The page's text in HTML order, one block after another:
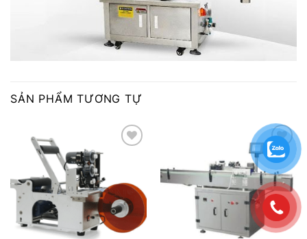
SẢN PHẨM TƯƠNG TỰ
Add to
wishlist
Add to
wishlist